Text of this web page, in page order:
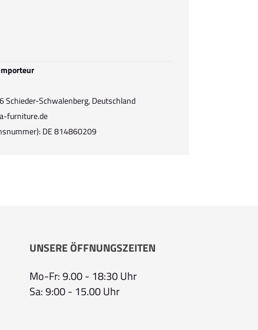
Schwalenberg, Deutschland
furniture.de
DE 814860209
UNSERE ÖFFNUNGSZEITEN
Mo-Fr: 9.00 - 18:30 Uhr
Sa: 9:00 - 15.00 Uhr